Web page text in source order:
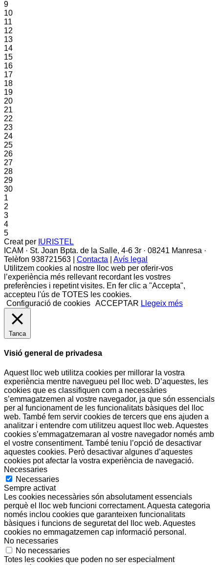
9
10
11
12
13
14
15
16
17
18
19
20
21
22
23
24
25
26
27
28
29
30
1
2
3
4
5
Creat per IURISTEL
ICAM · St. Joan Bpta. de la Salle, 4-6 3r · 08241 Manresa ·
Telèfon 938721563 | Contacta
Avís legal
Utilitzem cookies al nostre lloc web per oferir-vos
l’experiència més rellevant recordant les vostres
preferències i repetint visites. En fer clic a "Accepta",
accepteu l'ús de TOTES les cookies.
Configuració de cookies ACCEPTAR Llegeix més
Tanca
Visió general de privadesa
Aquest lloc web utilitza cookies per millorar la vostra
experiència mentre navegueu pel lloc web. D’aquestes, les
cookies que es classifiquen com a necessàries
s’emmagatzemen al vostre navegador, ja que són essencials
per al funcionament de les funcionalitats bàsiques del lloc
web. També fem servir cookies de tercers que ens ajuden a
analitzar i entendre com utilitzeu aquest lloc web. Aquestes
cookies s’emmagatzemaran al vostre navegador només amb
el vostre consentiment. També teniu l’opció de desactivar
aquestes cookies. Però desactivar algunes d’aquestes
cookies pot afectar la vostra experiència de navegació.
Necessaries
Necessaries
Sempre activat
Les cookies necessàries són absolutament essencials
perquè el lloc web funcioni correctament. Aquesta categoria
només inclou cookies que garanteixen funcionalitats
bàsiques i funcions de seguretat del lloc web. Aquestes
cookies no emmagatzemen cap informació personal.
No necessaries
No necessaries
Totes les cookies que poden no ser especialment